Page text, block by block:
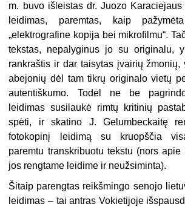
m. buvo išleistas dr. Juozo
leidimas, paremtas, kaip
„elektrografine kopija bei mikrofilmu“.
tekstas, nepalyginus jo su originalu,
rankraštis ir dar taisytas įvairių žmonių,
abejonių dėl tam tikrų originalo vietų
autentiškumo. Todėl ne be
leidimas susilaukė rimtų kritinių
spėti, ir skatino J. Gelumbeckaitę
fotokopinį leidimą su kruopščia
paremtu transkribuotu tekstu (nors apie
jos rengtame leidime ir neužsiminta).
Šitaip parengtas reikšmingo senojo
leidimas – tai antras Vokietijoje